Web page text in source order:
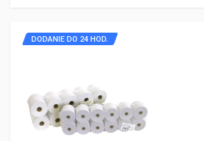
DODANIE DO 24 HOD.